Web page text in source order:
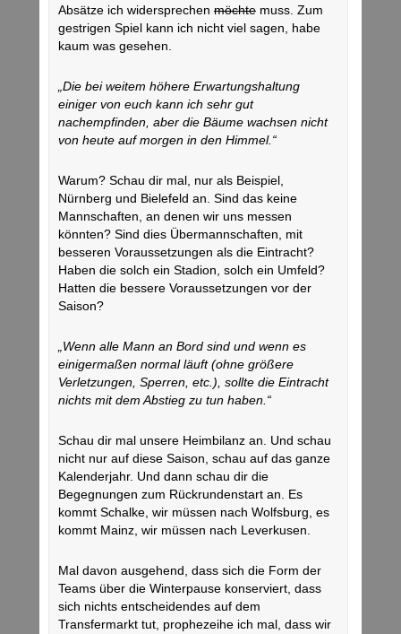
Absätze ich widersprechen möchte muss. Zum
gestrigen Spiel kann ich nicht viel sagen, habe
kaum was gesehen.
„Die bei weitem höhere Erwartungshaltung
einiger von euch kann ich sehr gut
nachempfinden, aber die Bäume wachsen nicht
von heute auf morgen in den Himmel.“
Warum? Schau dir mal, nur als Beispiel,
Nürnberg und Bielefeld an. Sind das keine
Mannschaften, an denen wir uns messen
könnten? Sind dies Übermannschaften, mit
besseren Voraussetzungen als die Eintracht?
Haben die solch ein Stadion, solch ein Umfeld?
Hatten die bessere Voraussetzungen vor der
Saison?
„Wenn alle Mann an Bord sind und wenn es
einigermaßen normal läuft (ohne größere
Verletzungen, Sperren, etc.), sollte die Eintracht
nichts mit dem Abstieg zu tun haben.“
Schau dir mal unsere Heimbilanz an. Und schau
nicht nur auf diese Saison, schau auf das ganze
Kalenderjahr. Und dann schau dir die
Begegnungen zum Rückrundenstart an. Es
kommt Schalke, wir müssen nach Wolfsburg, es
kommt Mainz, wir müssen nach Leverkusen.
Mal davon ausgehend, dass sich die Form der
Teams über die Winterpause konserviert, dass
sich nichts entscheidendes auf dem
Transfermarkt tut, prophezeihe ich mal, dass wir